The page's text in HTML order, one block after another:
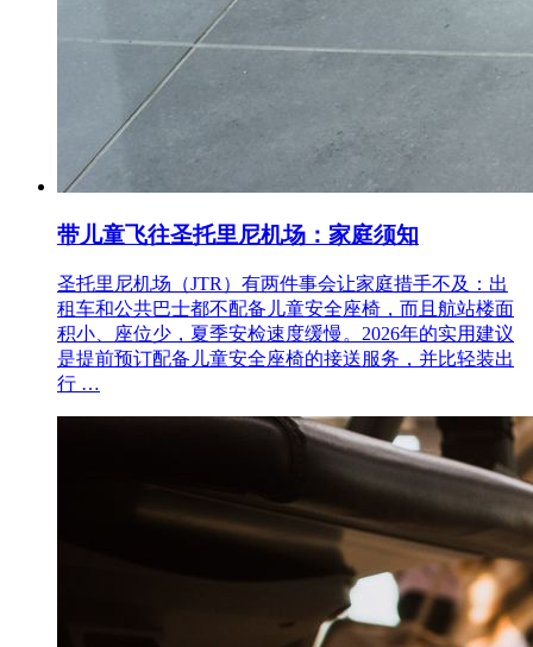
带儿童飞往圣托里尼机场：家庭须知
圣托里尼机场（JTR）有两件事会让家庭措手不及：出
租车和公共巴士都不配备儿童安全座椅，而且航站楼面
积小、座位少，夏季安检速度缓慢。2026年的实用建议
是提前预订配备儿童安全座椅的接送服务，并比轻装出
行 …